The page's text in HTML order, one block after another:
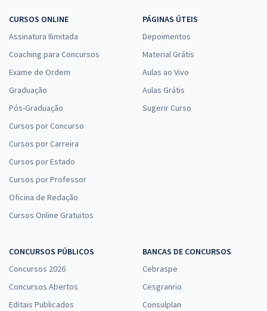
CURSOS ONLINE
Assinatura Ilimitada
Coaching para Concursos
Exame de Ordem
Graduação
Pós-Graduação
Cursos por Concurso
Cursos por Carreira
Cursos por Estado
Cursos por Professor
Oficina de Redação
Cursos Online Gratuitos
PÁGINAS ÚTEIS
Depoimentos
Material Grátis
Aulas ao Vivo
Aulas Grátis
Sugerir Curso
CONCURSOS PÚBLICOS
Concursos 2026
Concursos Abertos
Editais Publicados
BANCAS DE CONCURSOS
Cebraspe
Cesgranrio
Consulplan